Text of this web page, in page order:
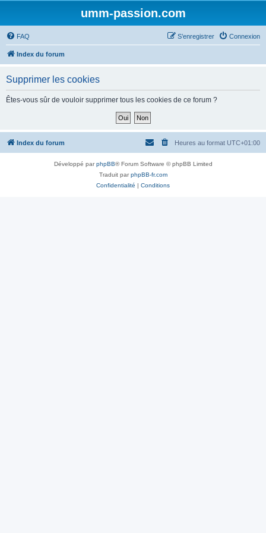
umm-passion.com
FAQ Connexion
S’enregistrer
Index du forum
Supprimer les cookies
Êtes-vous sûr de vouloir supprimer tous les cookies de ce forum ?
Index du forum Heures au format UTC+01:00
Développé parphpBB® Forum Software © phpBB Limited
Traduit parphpBB-fr.com
Confidentialité | Conditions